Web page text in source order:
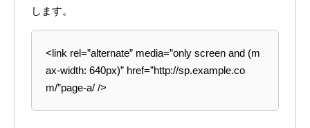
します。
<link rel=”alternate” media=”only screen and (m
ax-width: 640px)” href=”http://sp.example.co
m/”page-a/ />